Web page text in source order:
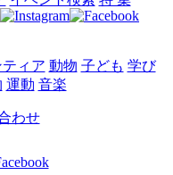
ィア 動物 子ども 学び
運動 音楽
わせ